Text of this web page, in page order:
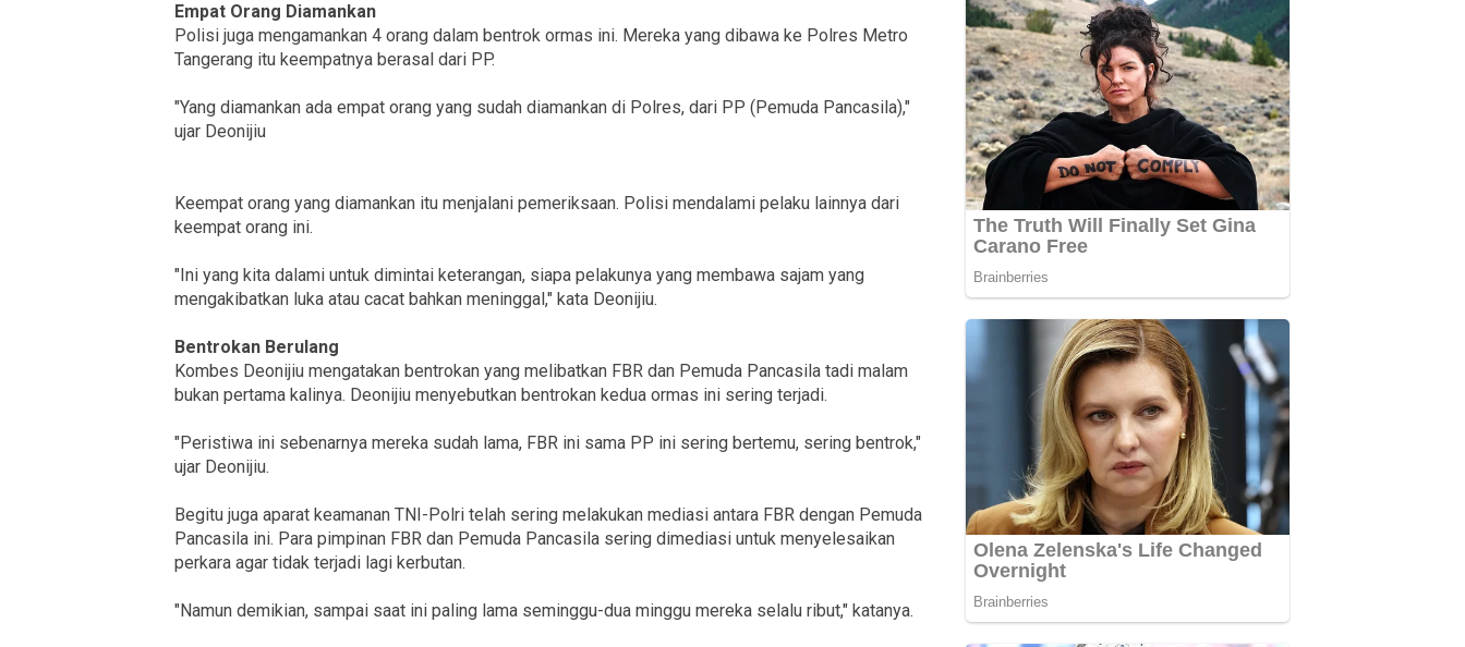
Empat Orang Diamankan
Polisi juga mengamankan 4 orang dalam bentrok ormas ini. Mereka yang dibawa ke Polres Metro
Tangerang itu keempatnya berasal dari PP.
"Yang diamankan ada empat orang yang sudah diamankan di Polres, dari PP (Pemuda Pancasila),"
ujar Deonijiu
Keempat orang yang diamankan itu menjalani pemeriksaan. Polisi mendalami pelaku lainnya dari
keempat orang ini.
"Ini yang kita dalami untuk dimintai keterangan, siapa pelakunya yang membawa sajam yang
mengakibatkan luka atau cacat bahkan meninggal," kata Deonijiu.
Bentrokan Berulang
Kombes Deonijiu mengatakan bentrokan yang melibatkan FBR dan Pemuda Pancasila tadi malam
bukan pertama kalinya. Deonijiu menyebutkan bentrokan kedua ormas ini sering terjadi.
"Peristiwa ini sebenarnya mereka sudah lama, FBR ini sama PP ini sering bertemu, sering bentrok,"
ujar Deonijiu.
Begitu juga aparat keamanan TNI-Polri telah sering melakukan mediasi antara FBR dengan Pemuda
Pancasila ini. Para pimpinan FBR dan Pemuda Pancasila sering dimediasi untuk menyelesaikan
perkara agar tidak terjadi lagi kerbutan.
"Namun demikian, sampai saat ini paling lama seminggu-dua minggu mereka selalu ribut," katanya.